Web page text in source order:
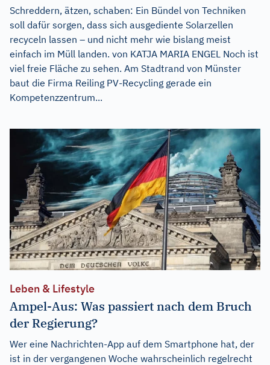
Schreddern, ätzen, schaben: Ein Bündel von Techniken
soll dafür sorgen, dass sich ausgediente Solarzellen
recyceln lassen – und nicht mehr wie bislang meist
einfach im Müll landen. von KATJA MARIA ENGEL Noch ist
viel freie Fläche zu sehen. Am Stadtrand von Münster
baut die Firma Reiling PV-Recycling gerade ein
Kompetenzzentrum...
Leben & Lifestyle
Ampel-Aus: Was passiert nach dem Bruch
der Regierung?
Wer eine Nachrichten-App auf dem Smartphone hat, der
ist in der vergangenen Woche wahrscheinlich regelrecht